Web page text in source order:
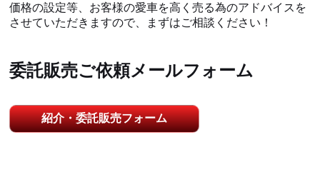
価格の設定等、お客様の愛車を高く売る為のアドバイスを
させていただきますので、まずはご相談ください！
委託販売ご依頼メールフォーム
紹介・委託販売フォーム